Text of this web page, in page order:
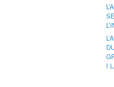
I